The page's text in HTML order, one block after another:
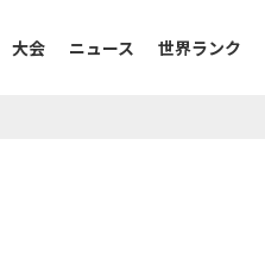
大会 ニュース 世界ランク